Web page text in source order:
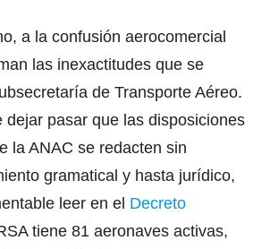
a la confusión aerocomercial
las inexactitudes que se
de Transporte Aéreo.
dejar pasar que las disposiciones
la ANAC se redacten sin
gramatical y hasta jurídico,
leer en el Decreto
tiene 81 aeronaves activas,